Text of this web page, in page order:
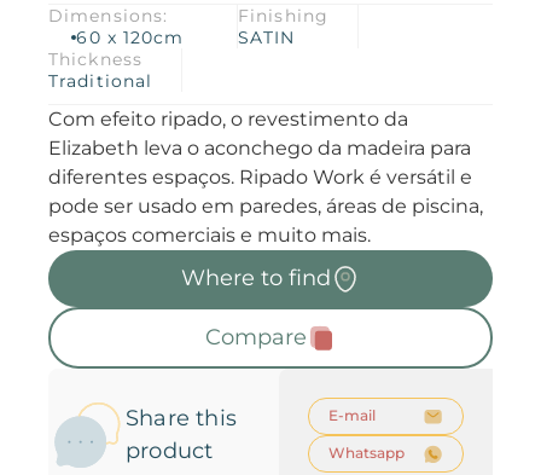
Products
Contact
About
Trabalhe Conosco
Downloads
Catalogs
Manuals
Compliance
Collections
2026 Collection
English
Dimensions:
60 x 120cm
Finishing
SATIN
Thickness
Traditional
Com efeito ripado, o revestimento da
Elizabeth leva o aconchego da madeira para
diferentes espaços. Ripado Work é versátil e
pode ser usado em paredes, áreas de piscina,
espaços comerciais e muito mais.
Where to find
Compare
Share this
product
E-mail
Whatsapp